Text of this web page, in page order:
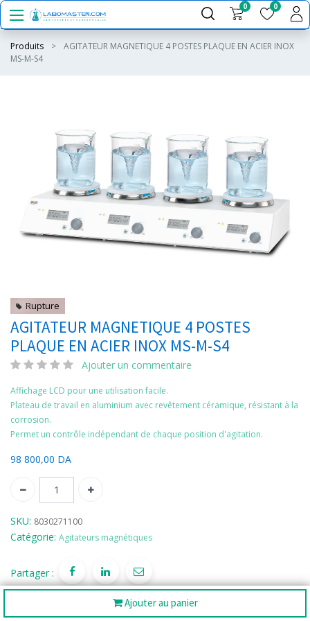
0 0
Produits
AGITATEUR MAGNETIQUE 4 POSTES PLAQUE EN ACIER INOX
MS-M-S4
Ajouter au panier
Rupture
AGITATEUR MAGNETIQUE 4 POSTES
PLAQUE EN ACIER INOX MS-M-S4
Ajouter un commentaire
Affichage LCD pour une utilisation facile.
Plateau de travail en aluminium avec revêtement céramique, résistant à la
corrosion.
Permet un contrôle indépendant de chaque position d'agitation.
98 800,00 DA
SKU: 8030271100
Catégorie: Agitateurs magnétiques
Partager :